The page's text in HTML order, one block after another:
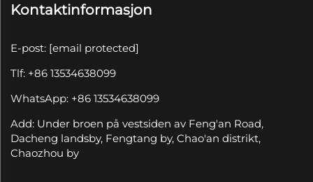
Kontaktinformasjon
E-post: [email protected]
Tlf: +86 13534638099
WhatsApp: +86 13534638099
Add: Under broen på vestsiden av Feng'an Road,
Dacheng landsby, Fengtang by, Chao'an distrikt,
Chaozhou by